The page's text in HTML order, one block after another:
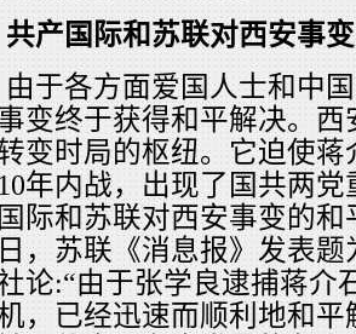
共产国际和苏联对西安事
由于各方面爱国人士和中
变终于获得和平解决。
变时局的枢纽。它迫使
年内战，出现了国共两
际和苏联对西安事变的
，苏联《消息报》发表
论:“由于张学良逮捕蒋介
，已经迅速而顺利地和